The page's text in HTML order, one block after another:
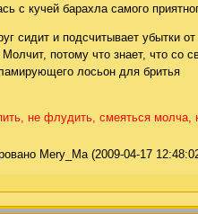
с кучей барахла самого
сидит и подсчитывает убытки
потому что знает, что со
лосьон для бритья
не флудить, смеяться молча,
Mery_Ma (2009-04-17